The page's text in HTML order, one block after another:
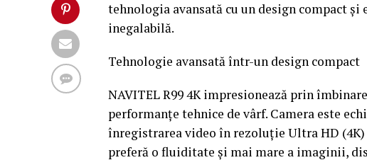
tehnologia avansată cu un design compact
inegalabilă.
Tehnologie avansată într-un design compact
NAVITEL R99 4K impresionează prin
performanțe tehnice de vârf. Camera este
înregistrarea video în rezoluție Ultra HD (4K)
preferă o fluiditate și mai mare a imaginii,